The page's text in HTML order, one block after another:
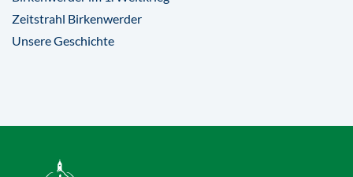
Zeitstrahl Birkenwerder
Unsere Geschichte